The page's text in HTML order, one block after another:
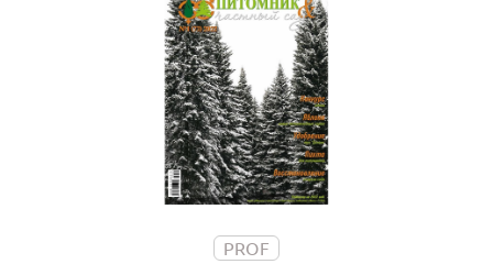
PROF